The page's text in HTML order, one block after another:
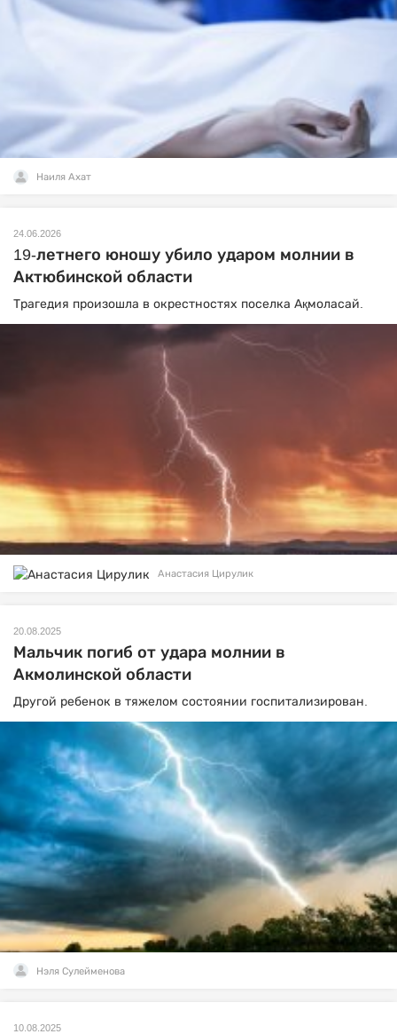
Наиля Ахат
24.06.2026
19-летнего юношу убило ударом молнии в
Актюбинской области
Трагедия произошла в окрестностях поселка Ақмоласай.
Анастасия Цирулик
20.08.2025
Мальчик погиб от удара молнии в
Акмолинской области
Другой ребенок в тяжелом состоянии госпитализирован.
Нэля Сулейменова
10.08.2025